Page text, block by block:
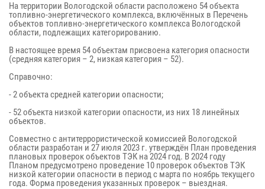
На территории Вологодской области расположено 54 объекта
топливно-энергетического комплекса, включённых в Перечень
объектов топливно-энергетического комплекса Вологодской
области, подлежащих категорированию.
В настоящее время 54 объектам присвоена категория опасности
(средняя категория – 2, низкая категория – 52).
Справочно:
- 2 объекта средней категории опасности;
- 52 объекта низкой категории опасности, из них 18 линейных
объектов.
Совместно с антитеррористической комиссией Вологодской
области разработан и 27 июля 2023 г. утверждён План проведения
плановых проверок объектов ТЭК на 2024 год. В 2024 году
Планом предусмотрено проведение 10 проверок объектов ТЭК
низкой категории опасности в период с марта по ноябрь текущего
года. Форма проведения указанных проверок – выездная.